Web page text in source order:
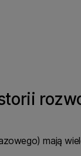
mają